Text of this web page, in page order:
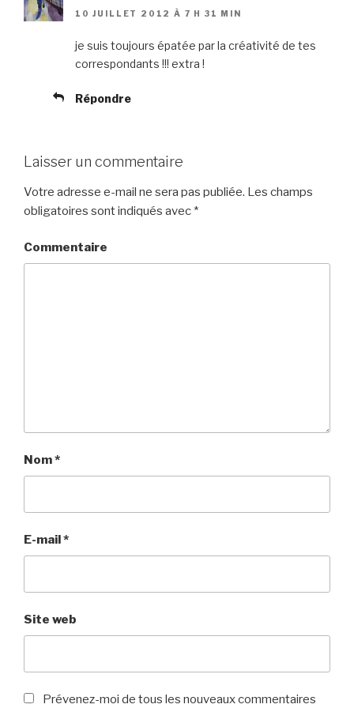
10 JUILLET 2012 À 7 H 31 MIN
je suis toujours épatée par la créativité de tes
correspondants !!! extra !
Répondre
Laisser un commentaire
Votre adresse e-mail ne sera pas publiée. Les champs
obligatoires sont indiqués avec *
Commentaire
Nom*
E-mail*
Site web
Prévenez-moi de tous les nouveaux commentaires